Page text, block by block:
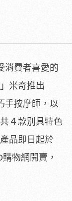
消費者喜愛的
米奇推出
手按摩師，以
４款別具特色
品即日起於
物網開賣，